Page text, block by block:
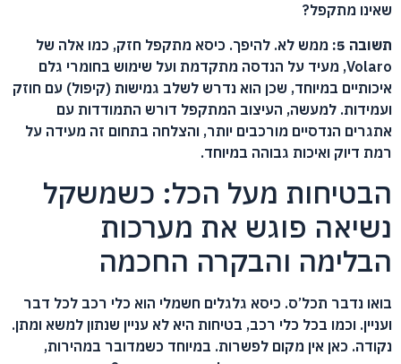
שאינו מתקפל?
תשובה 5:
ממש לא. להיפך. כיסא מתקפל חזק, כמו אלה של
Volaro, מעיד על הנדסה מתקדמת ועל שימוש בחומרי גלם
איכותיים במיוחד, שכן הוא נדרש לשלב גמישות (קיפול) עם חוזק
ועמידות. למעשה, העיצוב המתקפל דורש התמודדות עם
אתגרים הנדסיים מורכבים יותר, והצלחה בתחום זה מעידה על
רמת דיוק ואיכות גבוהה במיוחד.
הבטיחות מעל הכל: כשמשקל
נשיאה פוגש את מערכות
הבלימה והבקרה החכמה
בואו נדבר תכל’ס. כיסא גלגלים חשמלי הוא כלי רכב לכל דבר
ועניין. וכמו בכל כלי רכב, בטיחות היא לא עניין שנתון למשא ומתן.
נקודה. כאן אין מקום לפשרות. במיוחד כשמדובר במהירות,